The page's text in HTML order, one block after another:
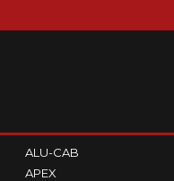
ALU-CAB
APEX